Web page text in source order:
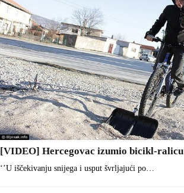
[VIDEO] Hercegovac izumio bicikl-ralicu
‘’U iščekivanju snijega i usput švrljajući po…